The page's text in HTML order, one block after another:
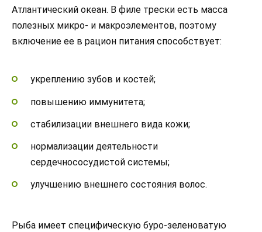
Атлантический океан. В филе трески есть масса
полезных микро- и макроэлементов, поэтому
включение ее в рацион питания способствует:
укреплению зубов и костей;
повышению иммунитета;
стабилизации внешнего вида кожи;
нормализации деятельности
сердечнососудистой системы;
улучшению внешнего состояния волос.
Рыба имеет специфическую буро-зеленоватую